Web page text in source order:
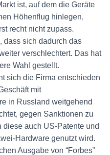
ist, auf dem die Geräte
Höhenflug hinlegen,
recht nicht zupass.
dass sich dadurch das
verschlechtert. Das hat
Wahl gestellt.
sich die Firma entschieden
mit
in Russland weitgehend
gegen Sanktionen zu
diese auch US-Patente und
Hardware genutzt wird.
Ausgabe von “Forbes”